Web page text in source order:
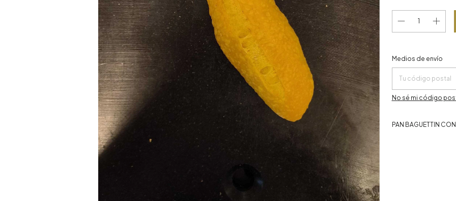
Entregas para el CP:
Medios de envío
No sé mi código
PAN BAGUETTIN